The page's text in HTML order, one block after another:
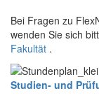
Bei Fragen zu
wenden Sie sich
Fakultät .
Studien- und